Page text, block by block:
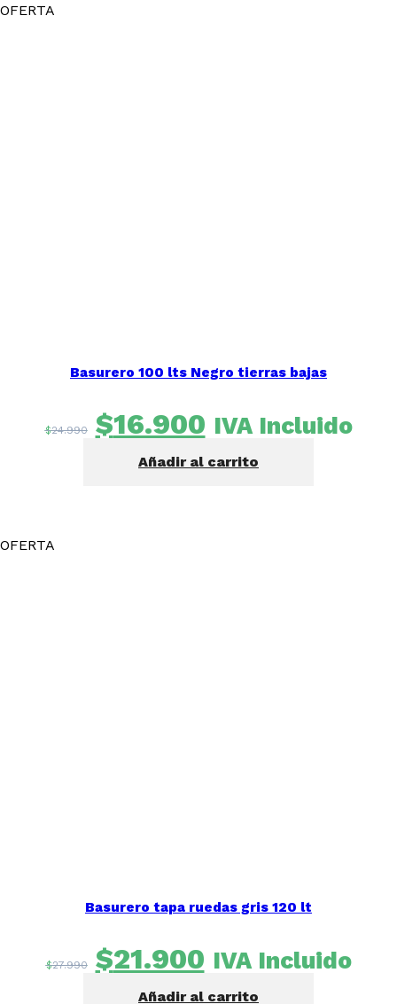
OFERTA
Basurero 100 lts Negro tierras bajas
$24.990 El
precio
original
$16.900El
precio
actual
IVA Incluido
Añadir al carrito
OFERTA
Basurero tapa ruedas gris 120 lt
$27.990 El
precio
$21.900El
precio
IVA Incluido
Añadir al carrito
Siguiente
Saltar